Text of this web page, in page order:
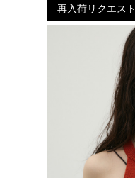
再入荷リクエスト